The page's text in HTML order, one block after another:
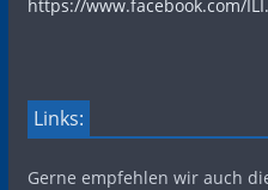
https://www.facebook.com/
Links:
Gerne empfehlen wir auch